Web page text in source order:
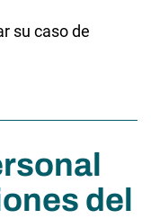
su caso de
del